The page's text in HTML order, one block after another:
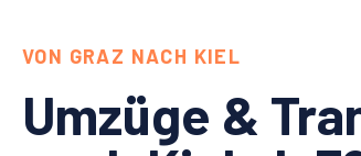
VON GRAZ NACH KIEL
Umzüge &